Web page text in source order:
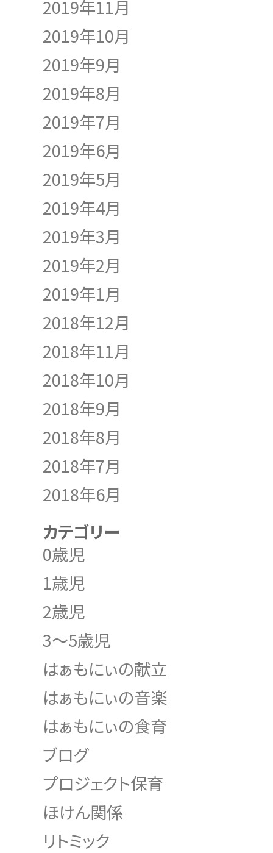
2019年11月
2019年10月
2019年9月
2019年8月
2019年7月
2019年6月
2019年5月
2019年4月
2019年3月
2019年2月
2019年1月
2018年12月
2018年11月
2018年10月
2018年9月
2018年8月
2018年7月
2018年6月
カテゴリー
0歳児
1歳児
2歳児
3～5歳児
はぁもにぃの献立
はぁもにぃの音楽
はぁもにぃの食育
ブログ
プロジェクト保育
ほけん関係
リトミック